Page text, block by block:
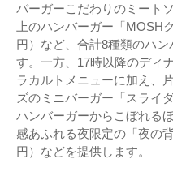
バーガーこだわりのミート
上のハンバーガー「MOSH
円）など、合計8種類のハ
す。一方、17時以降のディ
ラカルトメニューに加え、
ズのミニバーガー「スライ
ハンバーガーからこぼれる
感あふれる夜限定の「夜の
円）などを提供します。